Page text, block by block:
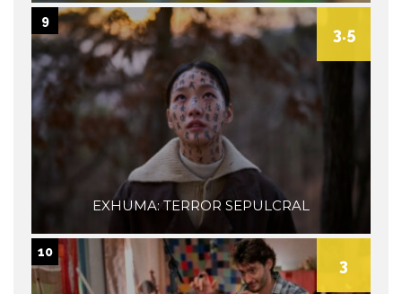
EXHUMA: TERROR SEPULCRAL
3.5
9
3
10